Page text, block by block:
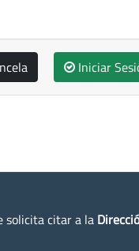
Iniciar
solicita citar a la